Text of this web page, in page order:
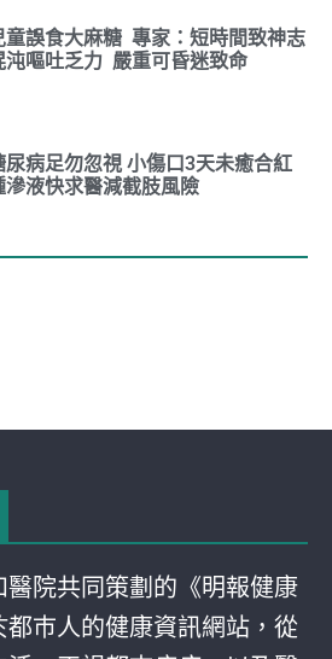
童誤食大麻糖 專家：短時間致神志
沌嘔吐乏力 嚴重可昏迷致命
尿病足勿忽視 小傷口3天未癒合紅
滲液快求醫減截肢風險
醫院共同策劃的《明報健康
巿人的健康資訊網站，從